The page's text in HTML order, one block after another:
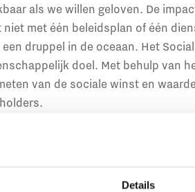
Details
als we willen geloven. De
met één beleidsplan of één
druppel in de oceaan. Het
doel. Met behulp van
van de sociale winst en
van de opdrachtgever komen we